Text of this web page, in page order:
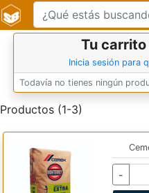
Productos (1-3)
-
Tu
Inicia sesión para
Todavía no tienes ningún